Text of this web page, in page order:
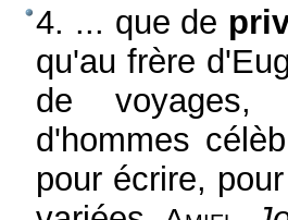
4. ... que de
qu'au frère
de voyages,
d'hommes
pour écrire,